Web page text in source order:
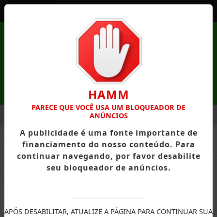
PRÁTICAS ESPIRITUAIS QUE PODEM
EM ALTA
FECHAR
CIDADÃO
HAMM
PARECE QUE VOCÊ USA UM BLOQUEADOR DE
ANÚNCIOS
A publicidade é uma fonte importante de
financiamento do nosso conteúdo. Para
continuar navegando, por favor desabilite
seu bloqueador de anúncios.
APÓS DESABILITAR, ATUALIZE A PÁGINA PARA CONTINUAR SUA